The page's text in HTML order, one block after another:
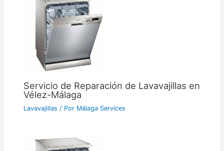
Servicio de Reparación de Lavavajillas en
Vélez-Málaga
Lavavajillas / Por Málaga Services